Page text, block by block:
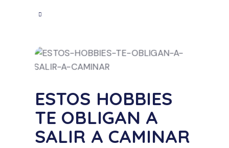
ESTOS HOBBIES
TE OBLIGAN A
SALIR A CAMINAR